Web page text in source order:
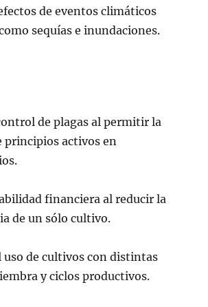
de eventos climáticos
sequías e inundaciones.
de plagas al permitir la
principios activos en
financiera al reducir la
de un sólo cultivo.
uso de cultivos con distintas
y ciclos productivos.